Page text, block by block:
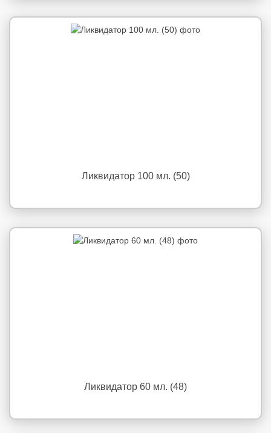
Ликвидатор 100 мл. (50)
Ликвидатор 60 мл. (48)